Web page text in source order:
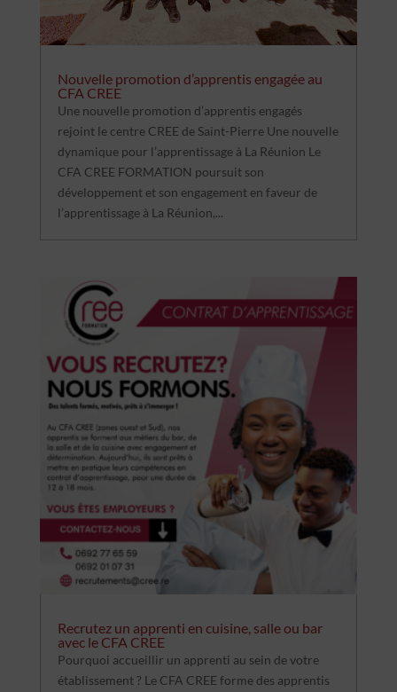
Nouvelle promotion d’apprentis engagée au
CFA CREE
Une nouvelle promotion d’apprentis engagés
rejoint le centre CREE de Saint-Pierre Une nouvelle
dynamique pour l’apprentissage à La Réunion Le
CFA CREE FORMATION poursuit son
développement et son engagement en faveur de
l’apprentissage à La Réunion,...
Recrutez un apprenti en cuisine, salle ou bar
avec le CFA CREE
Pourquoi accueillir un apprenti au sein de votre
établissement ? Le CFA CREE forme des apprentis